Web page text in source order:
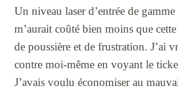
Un niveau laser d’entrée de
m’aurait coûté bien moins que
de poussière et de frustration. J’ai
contre moi-même en voyant le
J’avais voulu économiser au